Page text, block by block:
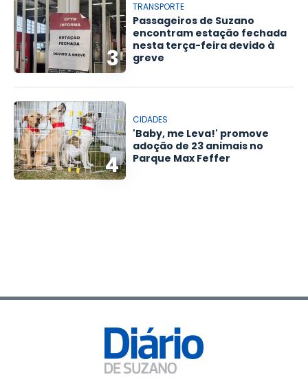
3
TRANSPORTE
Passageiros de Suzano
encontram estação fechada
nesta terça-feira devido à
greve
4
CIDADES
'Baby, me Leva!' promove
adoção de 23 animais no
Parque Max Feffer